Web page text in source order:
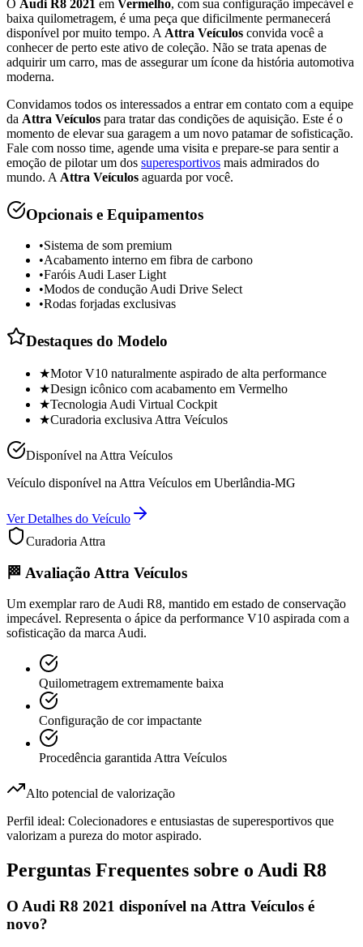
O Audi R8 2021 em Vermelho, com sua configuração impecável e
baixa quilometragem, é uma peça que dificilmente permanecerá
disponível por muito tempo. A Attra Veículos convida você a
conhecer de perto este ativo de coleção. Não se trata apenas de
adquirir um carro, mas de assegurar um ícone da história automotiva
moderna.
Convidamos todos os interessados a entrar em contato com a equipe
da Attra Veículos para tratar das condições de aquisição. Este é o
momento de elevar sua garagem a um novo patamar de sofisticação.
Fale com nosso time, agende uma visita e prepare-se para sentir a
emoção de pilotar um dos superesportivos mais admirados do
mundo. A Attra Veículos aguarda por você.
Opcionais e Equipamentos
•Sistema de som premium
•Acabamento interno em fibra de carbono
•Faróis Audi Laser Light
•Modos de condução Audi Drive Select
•Rodas forjadas exclusivas
Destaques do Modelo
★Motor V10 naturalmente aspirado de alta performance
★Design icônico com acabamento em Vermelho
★Tecnologia Audi Virtual Cockpit
★Curadoria exclusiva Attra Veículos
Disponível na Attra Veículos
Veículo disponível na Attra Veículos em Uberlândia-MG
Ver Detalhes do Veículo
Curadoria Attra
🏁 Avaliação Attra Veículos
Um exemplar raro de Audi R8, mantido em estado de conservação
impecável. Representa o ápice da performance V10 aspirada com a
sofisticação da marca Audi.
Quilometragem extremamente baixa
Configuração de cor impactante
Procedência garantida Attra Veículos
Alto potencial de valorização
Perfil ideal: Colecionadores e entusiastas de superesportivos que
valorizam a pureza do motor aspirado.
Perguntas Frequentes sobre o Audi R8
O Audi R8 2021 disponível na Attra Veículos é
novo?